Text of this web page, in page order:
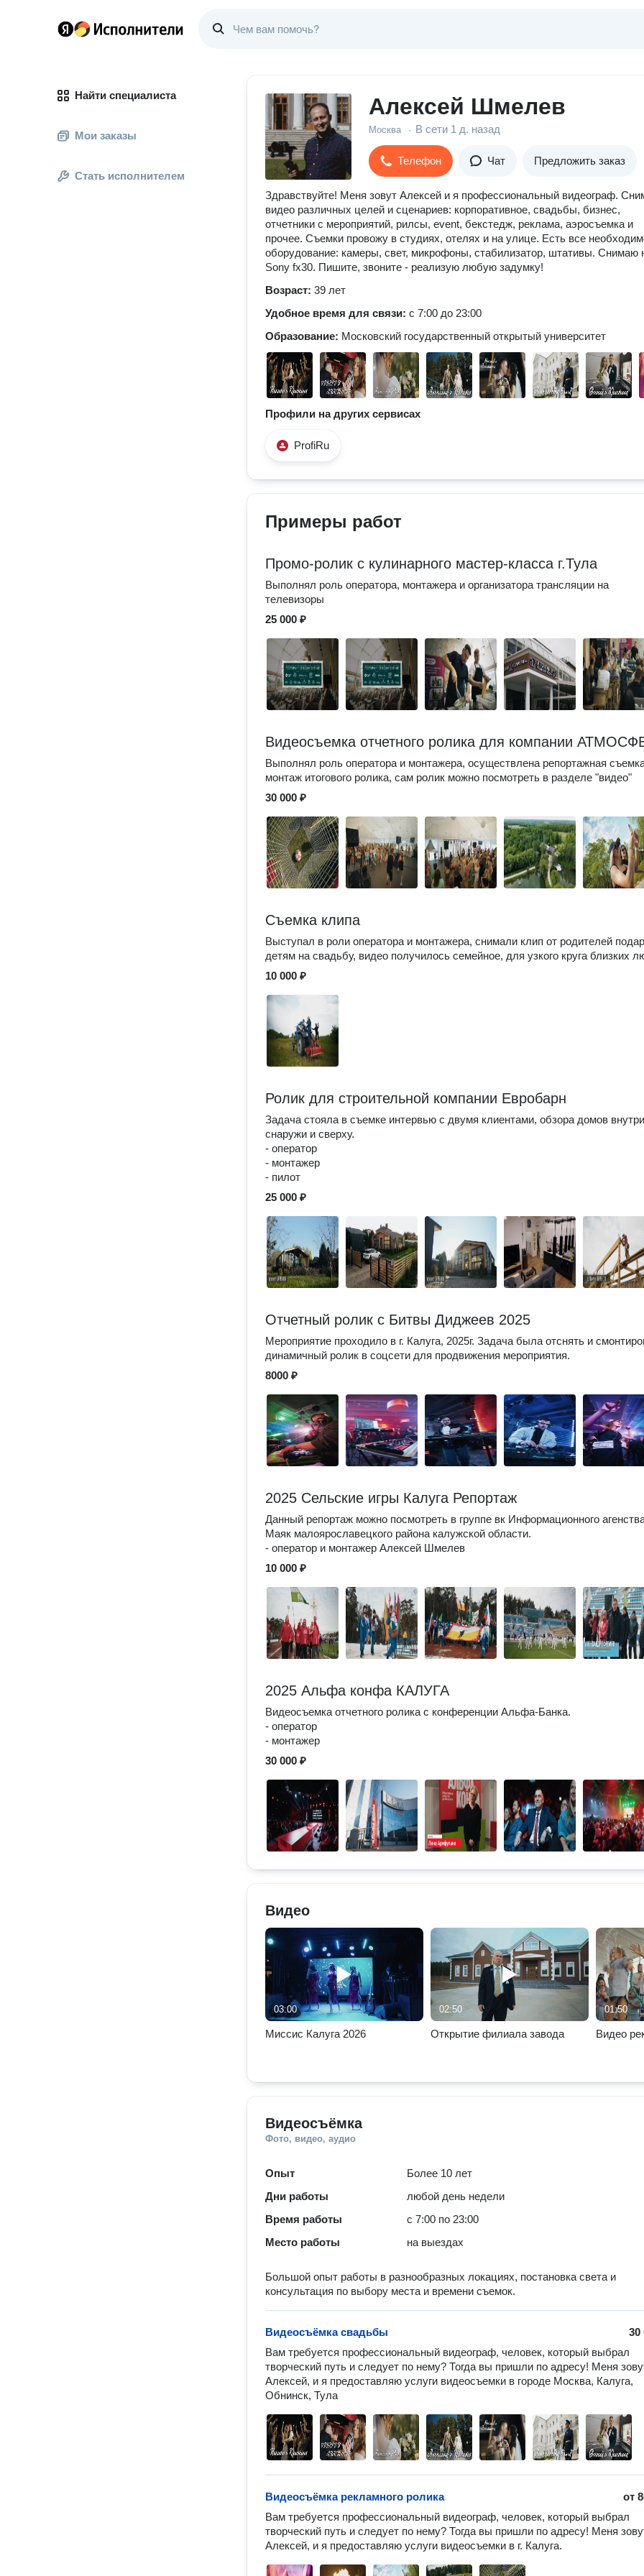
Найти специалиста
Мои заказы
Стать исполнителем
Алексей Шмелев
Москва · В сети 1 д. назад
Телефон Чат Предложить заказ
Здравствуйте! Меня зовут Алексей и я профессиональный видеограф.
видео различных целей и сценариев: корпоративное, свадьбы, бизнес,
отчетники с мероприятий, рилсы, event, бекстедж, реклама, аэросъемка и
прочее. Съемки провожу в студиях, отелях и на улице. Есть все
оборудование: камеры, свет, микрофоны, стабилизатор, штативы. Снимаю
Sony fx30. Пишите, звоните - реализую любую задумку!
Возраст: 39 лет
Удобное время для связи: с 7:00 до 23:00
Образование: Московский государственный открытый университет
Профили на других сервисах
ProfiRu
Примеры работ
Промо-ролик с кулинарного мастер-класса г.Тула
Выполнял роль оператора, монтажера и организатора трансляции на
телевизоры
25 000 ₽
Видеосъемка отчетного ролика для компании
Выполнял роль оператора и монтажера, осуществлена репортажная
монтаж итогового ролика, сам ролик можно посмотреть в разделе "видео"
30 000 ₽
Съемка клипа
Выступал в роли оператора и монтажера, снимали клип от родителей
детям на свадьбу, видео получилось семейное, для узкого круга близких
10 000 ₽
Ролик для строительной компании Евробарн
Задача стояла в съемке интервью с двумя клиентами, обзора домов
снаружи и сверху.
- оператор
- монтажер
- пилот
25 000 ₽
Отчетный ролик с Битвы Диджеев 2025
Мероприятие проходило в г. Калуга, 2025г. Задача была отснять и
динамичный ролик в соцсети для продвижения мероприятия.
8000 ₽
2025 Сельские игры Калуга Репортаж
Данный репортаж можно посмотреть в группе вк Информационного
Маяк малоярославецкого района калужской области.
- оператор и монтажер Алексей Шмелев
10 000 ₽
2025 Альфа конфа КАЛУГА
Видеосъемка отчетного ролика с конференции Альфа-Банка.
- оператор
- монтажер
30 000 ₽
Видео
03:00
Миссис Калуга 2026
02:50
Открытие филиала завода
01:50
Видео
Видеосъёмка
Фото, видео, аудио
Опыт
Более 10 лет
Дни работы
любой день недели
Время работы
с 7:00 по 23:00
Место работы
на выездах
Большой опыт работы в разнообразных локациях, постановка света и
консультация по выбору места и времени съемок.
30
Видеосъёмка свадьбы
Вам требуется профессиональный видеограф, человек, который выбрал
творческий путь и следует по нему? Тогда вы пришли по адресу! Меня
Алексей, и я предоставляю услуги видеосъемки в городе Москва, Калуга,
от
Видеосъёмка рекламного ролика
Вам требуется профессиональный видеограф, человек, который выбрал
творческий путь и следует по нему? Тогда вы пришли по адресу! Меня
Алексей, и я предоставляю услуги видеосъемки в г. Калуга.